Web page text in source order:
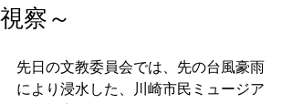
視察～
先日の文教委員会では、先の台風豪雨
により浸水した、川崎市民ミュージア